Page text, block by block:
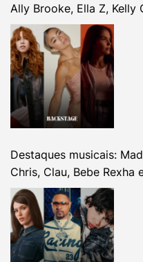
Ally Brooke, Ella Z, Kelly
Destaques musicais:
Chris, Clau, Bebe Rexha